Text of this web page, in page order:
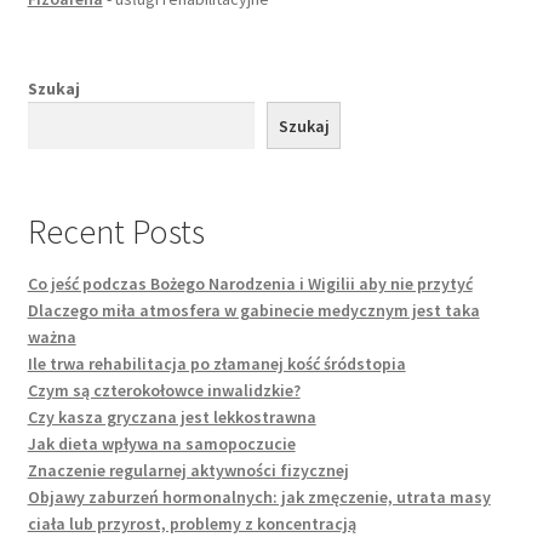
Szukaj
Szukaj
Recent Posts
Co jeść podczas Bożego Narodzenia i Wigilii aby nie przytyć
Dlaczego miła atmosfera w gabinecie medycznym jest taka
ważna
Ile trwa rehabilitacja po złamanej kość śródstopia
Czym są czterokołowce inwalidzkie?
Czy kasza gryczana jest lekkostrawna
Jak dieta wpływa na samopoczucie
Znaczenie regularnej aktywności fizycznej
Objawy zaburzeń hormonalnych: jak zmęczenie, utrata masy
ciała lub przyrost, problemy z koncentracją